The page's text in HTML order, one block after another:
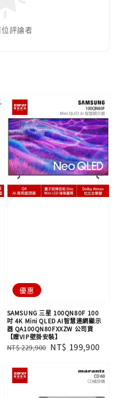
評論者
優惠
SAMSUNG 三星 100QN80F 100
吋 4K Mini QLED AI智慧連網顯示
器 QA100QN80FXXZW 公司貨
【贈VIP壁掛安裝】
Regular
NT$ 229,900 Sale
NT$ 199,900